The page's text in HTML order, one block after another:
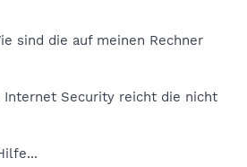
sind die auf meinen Rechner
Internet Security reicht die nicht